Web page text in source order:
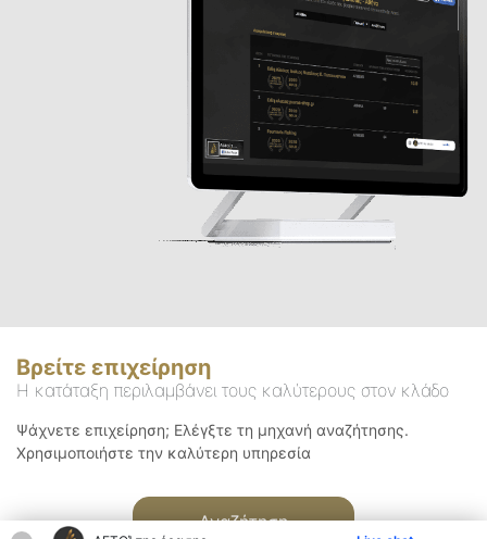
Βρείτε επιχείρηση
Η κατάταξη περιλαμβάνει τους καλύτερους στον κλάδο
Ψάχνετε επιχείρηση; Ελέγξτε τη μηχανή αναζήτησης.
Χρησιμοποιήστε την καλύτερη υπηρεσία
Αναζήτηση